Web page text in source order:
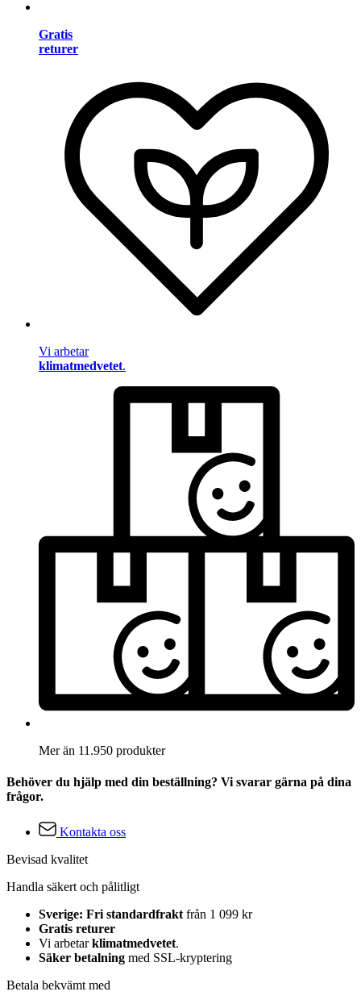
Gratis
returer
Vi arbetar
klimatmedvetet.
Mer än 11.950 produkter
Behöver du hjälp med din beställning? Vi svarar gärna på dina
frågor.
Kontakta oss
Bevisad kvalitet
Handla säkert och pålitligt
Sverige: Fri standardfrakt från 1 099 kr
Gratis returer
Vi arbetarklimatmedvetet.
Säker betalning med SSL-kryptering
Betala bekvämt med